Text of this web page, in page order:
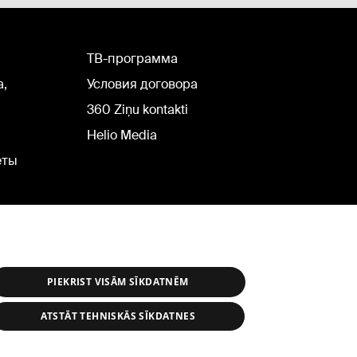
TВ-программа
Условия договора
360 Ziņu kontakti
Helio Media
PIEKRIST VISĀM SĪKDATNĒM
ATSTĀT TEHNISKĀS SĪKDATNES